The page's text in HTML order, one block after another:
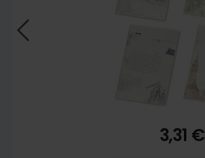
3,31 €